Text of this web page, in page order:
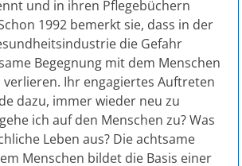
und in ihren Pflegebüchern
1992 bemerkt sie, dass in der
die Gefahr
Begegnung mit dem Menschen
verlieren. Ihr engagiertes Auftreten
dazu, immer wieder neu zu
ich auf den Menschen zu? Was
Leben aus? Die achtsame
Menschen bildet die Basis einer